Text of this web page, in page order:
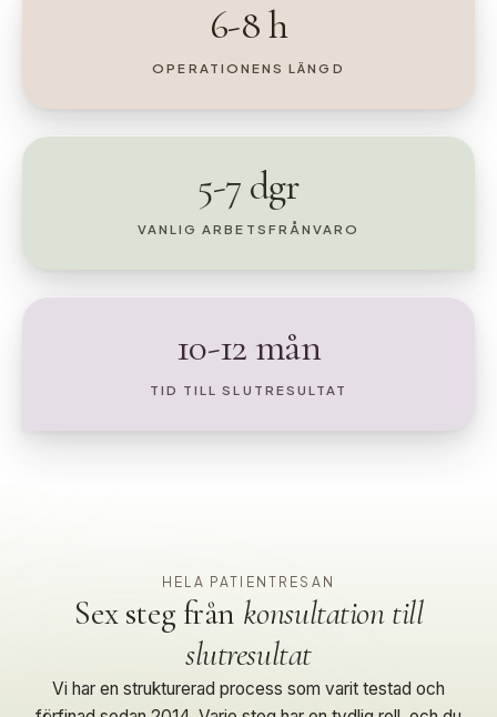
6-8 h
OPERATIONENS LÄNGD
5-7 dgr
VANLIG ARBETSFRÅNVARO
10-12 mån
TID TILL SLUTRESULTAT
HELA PATIENTRESAN
Sex steg från konsultation till
slutresultat
Vi har en strukturerad process som varit testad och